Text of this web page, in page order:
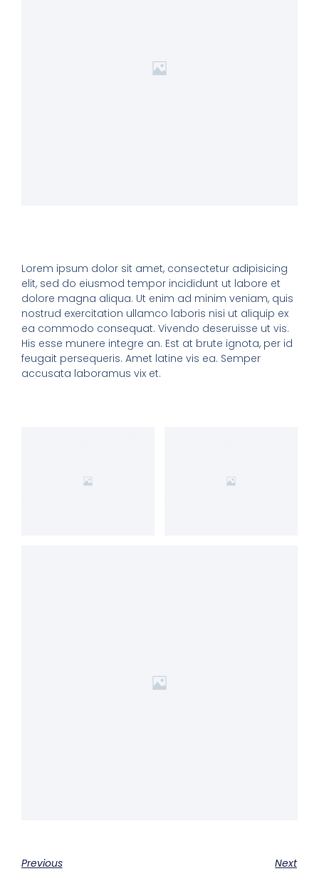
Lorem ipsum dolor sit amet, consectetur adipisicing
elit, sed do eiusmod tempor incididunt ut labore et
dolore magna aliqua. Ut enim ad minim veniam, quis
nostrud exercitation ullamco laboris nisi ut aliquip ex
ea commodo consequat. Vivendo deseruisse ut vis.
His esse munere integre an. Est at brute ignota, per id
feugait persequeris. Amet latine vis ea. Semper
accusata laboramus vix et.
Previous Next